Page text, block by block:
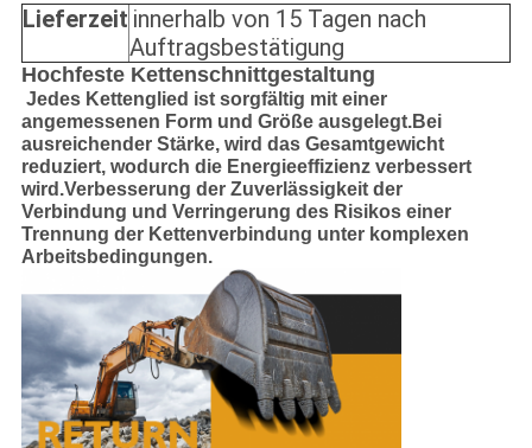
Lieferzeit innerhalb von 15 Tagen nach
Auftragsbestätigung
Hochfeste Kettenschnittgestaltung
Jedes Kettenglied ist sorgfältig mit einer
angemessenen Form und Größe ausgelegt.Bei
ausreichender Stärke, wird das Gesamtgewicht
reduziert, wodurch die Energieeffizienz verbessert
wird.Verbesserung der Zuverlässigkeit der
Verbindung und Verringerung des Risikos einer
Trennung der Kettenverbindung unter komplexen
Arbeitsbedingungen.